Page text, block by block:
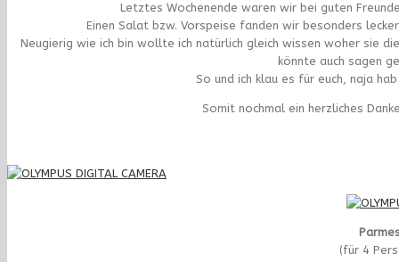
Letztes Wochenende waren wir bei guten
Einen Salat bzw. Vorspeise fanden wir besonders
Neugierig wie ich bin wollte ich natürlich gleich wissen woher sie
könnte auch sagen
So und ich klau es für euch, naja
Somit nochmal ein herzliches
(für 4